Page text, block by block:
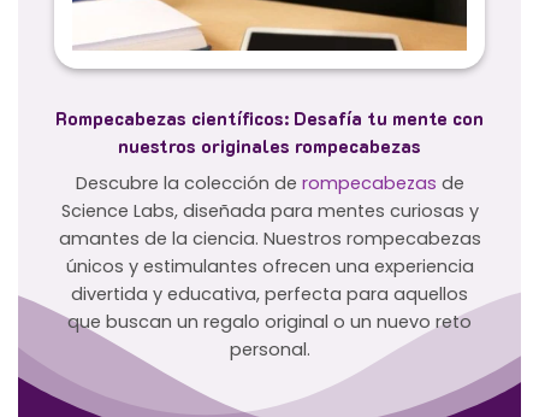
Rompecabezas científicos: Desafía tu mente con
nuestros originales rompecabezas
Descubre la colección de rompecabezas de
Science Labs, diseñada para mentes curiosas y
amantes de la ciencia. Nuestros rompecabezas
únicos y estimulantes ofrecen una experiencia
divertida y educativa, perfecta para aquellos
que buscan un regalo original o un nuevo reto
personal.